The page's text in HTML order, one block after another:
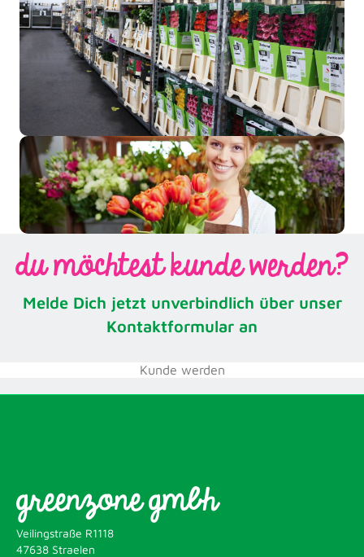
du möchtest kunde werden?
Melde Dich jetzt unverbindlich über unser
Kontaktformular an
Kunde werden
greenzone gmbh
Veilingstraße R1118
47638 Straelen